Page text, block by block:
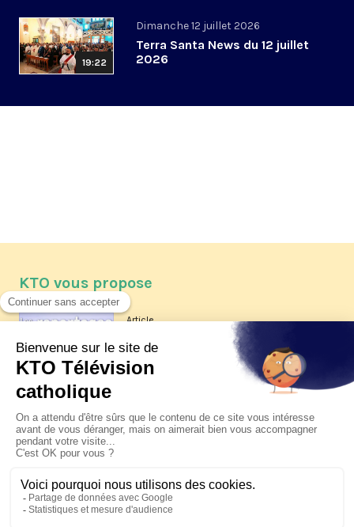
19:22
Dimanche 12 juillet 2026
Terra Santa News du 12 juillet
2026
KTO vous propose
Article
Les reportages d'été 2026 de KTO
La visite pastorale du pape Léon
XIV à Assise à suivre sur KTO le
jeudi 6 août
Le pape en Uruguay, Argentine et
Pérou du 6 au 17 novembre 2026